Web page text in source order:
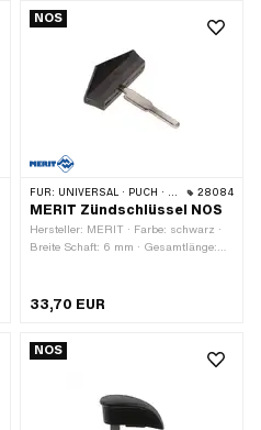
116.3 mm
NOS
FÜR: UNIVERSAL · PUCH · SACHS · ZÜNDAPP BELMONDO 28084
MERIT Zündschlüssel NOS
Hersteller: MERIT · Farbe: schwarz ·
Breite Schaft: 6 mm · Gesamtlänge:
33,70 EUR
NOS